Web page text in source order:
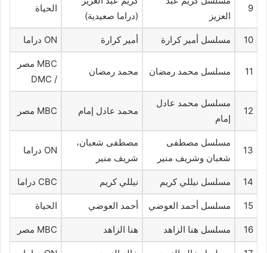
9
العزيز
(دراما صعيدية)
الحياة
10 مسلسل أمير كرارة أمير كرارة ON دراما
11 مسلسل محمد رمضان محمد رمضان
MBC مصر
/ DMC
12
مسلسل محمد عادل
إمام
محمد عادل إمام MBC مصر
13
مسلسل مصطفى
شعبان وشريف منير
مصطفى شعبان،
شريف منير
ON دراما
14 مسلسل نيللي كريم نيللي كريم CBC دراما
15 مسلسل أحمد العوضي أحمد العوضي الحياة
16 مسلسل هنا الزاهد هنا الزاهد MBC مصر